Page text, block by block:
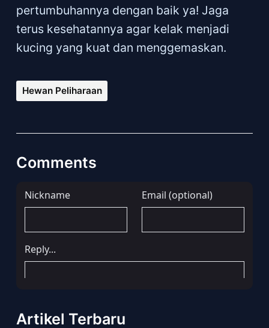
pertumbuhannya dengan baik ya! Jaga
terus kesehatannya agar kelak menjadi
kucing yang kuat dan menggemaskan.
Hewan Peliharaan
Comments
Artikel Terbaru